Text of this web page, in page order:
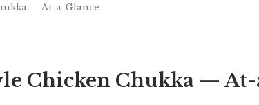
— At-a-Glance
Chicken Chukka — At-